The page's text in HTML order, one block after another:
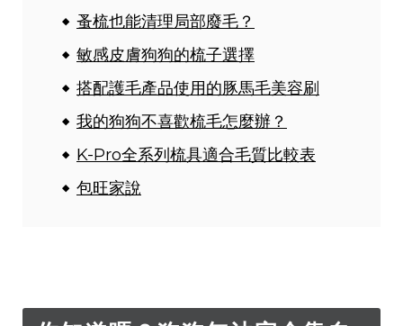
蚤梳也能清理局部廢毛？
敏感皮膚狗狗的梳子選擇
搭配護毛產品使用的豚馬毛美容刷
我的狗狗不喜歡梳毛怎麼辦？
K-Pro全系列梳具適合毛質比較表
包旺家說